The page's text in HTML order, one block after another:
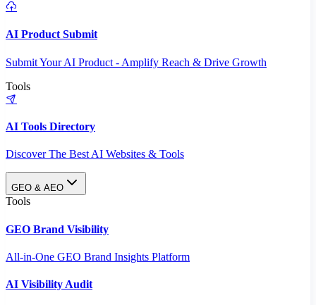
AI Product Submit
Submit Your AI Product - Amplify Reach & Drive Growth
Tools
AI Tools Directory
Discover The Best AI Websites & Tools
GEO & AEO
Tools
GEO Brand Visibility
All-in-One GEO Brand Insights Platform
AI Visibility Audit